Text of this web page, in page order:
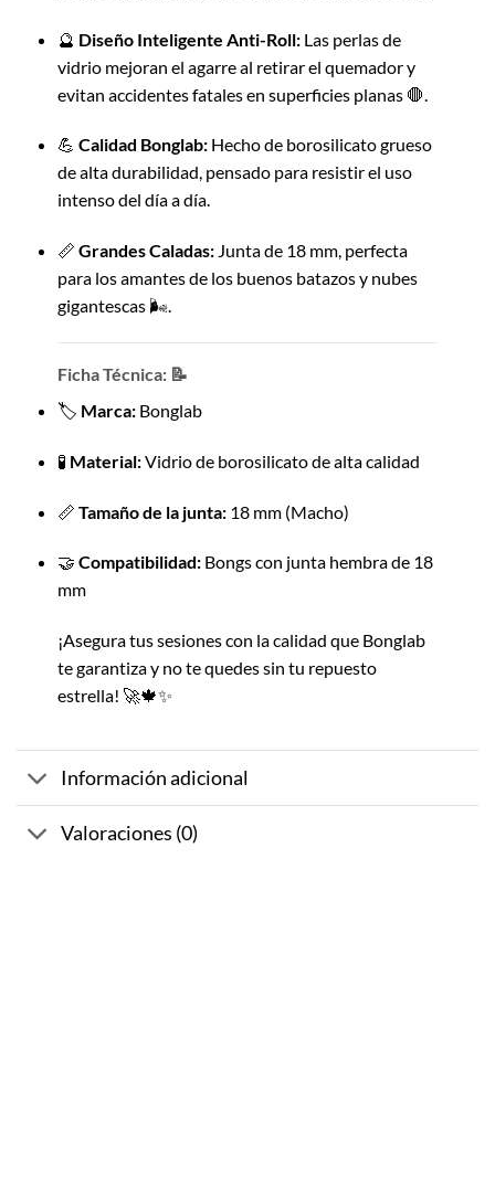
🔮 Diseño Inteligente Anti-Roll:Las perlas de
vidrio mejoran el agarre al retirar el quemador y
evitan accidentes fatales en superficies planas 🛑.
💪 Calidad Bonglab:Hecho de borosilicato grueso
de alta durabilidad, pensado para resistir el uso
intenso del día a día.
📏 Grandes Caladas:Junta de 18 mm, perfecta
para los amantes de los buenos batazos y nubes
gigantescas 🌬️.
Ficha Técnica: 📝
🏷️ Marca:Bonglab
🧪 Material:Vidrio de borosilicato de alta calidad
📏 Tamaño de la junta:18 mm (Macho)
🤝 Compatibilidad:Bongs con junta hembra de 18
mm
¡Asegura tus sesiones con la calidad que Bonglab
te garantiza y no te quedes sin tu repuesto
estrella! 🚀🍁✨
Información adicional
Valoraciones (0)